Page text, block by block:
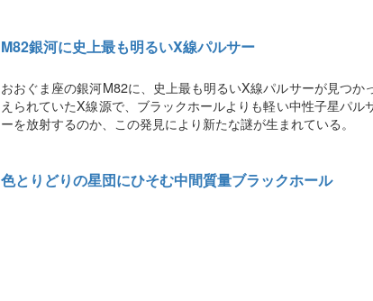
M82銀河に史上最も明るいX線パルサー
おおぐま座の銀河M82に、史上最も明るいX線パルサーが見つか
えられていたX線源で、ブラックホールよりも軽い中性子星パル
ーを放射するのか、この発見により新たな謎が生まれている。
色とりどりの星団にひそむ中間質量ブラックホール